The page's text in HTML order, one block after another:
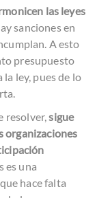
las leyes
sanciones en
A esto
presupuesto
ley, pues de lo
resolver,sigue
organizaciones
es una
hace falta